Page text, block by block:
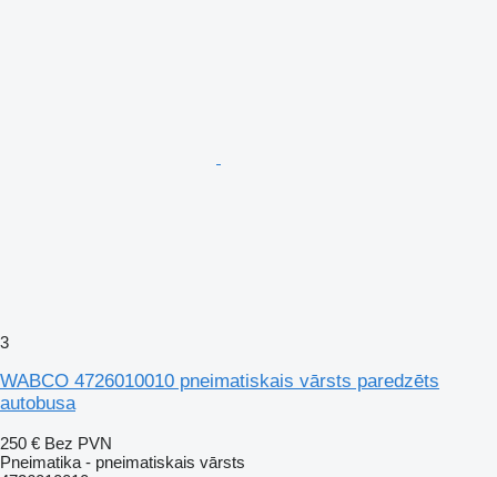
3
WABCO 4726010010 pneimatiskais vārsts paredzēts
autobusa
250 € Bez PVN
Pneimatika - pneimatiskais vārsts